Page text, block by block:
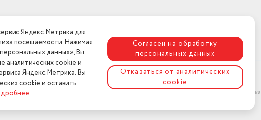
Яндекс.Метрика для
посещаемости. Нажимая
данных», Вы
аналитических cookie и
Яндекс.Метрика. Вы
cookie и оставить
.
Согласен на обработку
персональных данных
Отказаться от аналитических
cookie